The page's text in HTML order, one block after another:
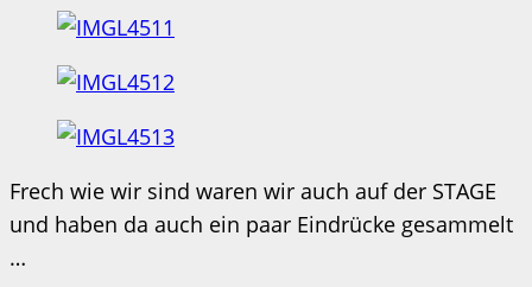
Frech wie wir sind waren wir auch auf der STAGE
und haben da auch ein paar Eindrücke gesammelt
…